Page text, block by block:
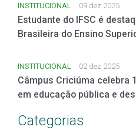
INSTITUCIONAL 09 dez 2025
Estudante do IFSC é
Brasileira do Ensino
INSTITUCIONAL 02 dez 2025
Câmpus Criciúma celebra
em educação pública e
Categorias